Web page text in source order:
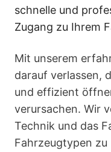
schnelle und
Zugang zu Ihrem
Mit unserem
darauf verlassen,
und effizient
verursachen. Wir
Technik und das
Fahrzeugtypen